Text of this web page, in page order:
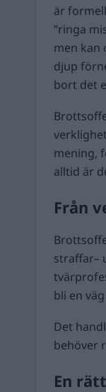
är
”ringa
men kan
djup
bort det
mening,
alltid är
Från
straffar–
bli en
Det
behöver
En